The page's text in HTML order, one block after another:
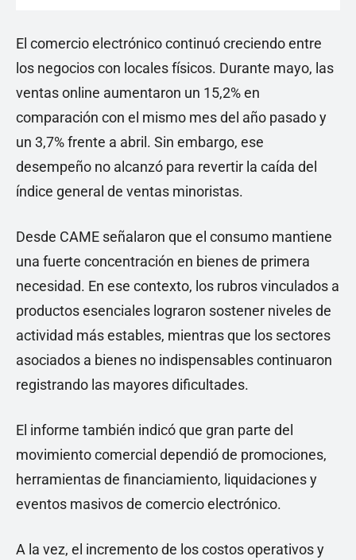
El comercio electrónico continuó creciendo entre
los negocios con locales físicos. Durante mayo, las
ventas online aumentaron un 15,2% en
comparación con el mismo mes del año pasado y
un 3,7% frente a abril. Sin embargo, ese
desempeño no alcanzó para revertir la caída del
índice general de ventas minoristas.
Desde CAME señalaron que el consumo mantiene
una fuerte concentración en bienes de primera
necesidad. En ese contexto, los rubros vinculados a
productos esenciales lograron sostener niveles de
actividad más estables, mientras que los sectores
asociados a bienes no indispensables continuaron
registrando las mayores dificultades.
El informe también indicó que gran parte del
movimiento comercial dependió de promociones,
herramientas de financiamiento, liquidaciones y
eventos masivos de comercio electrónico.
A la vez, el incremento de los costos operativos y